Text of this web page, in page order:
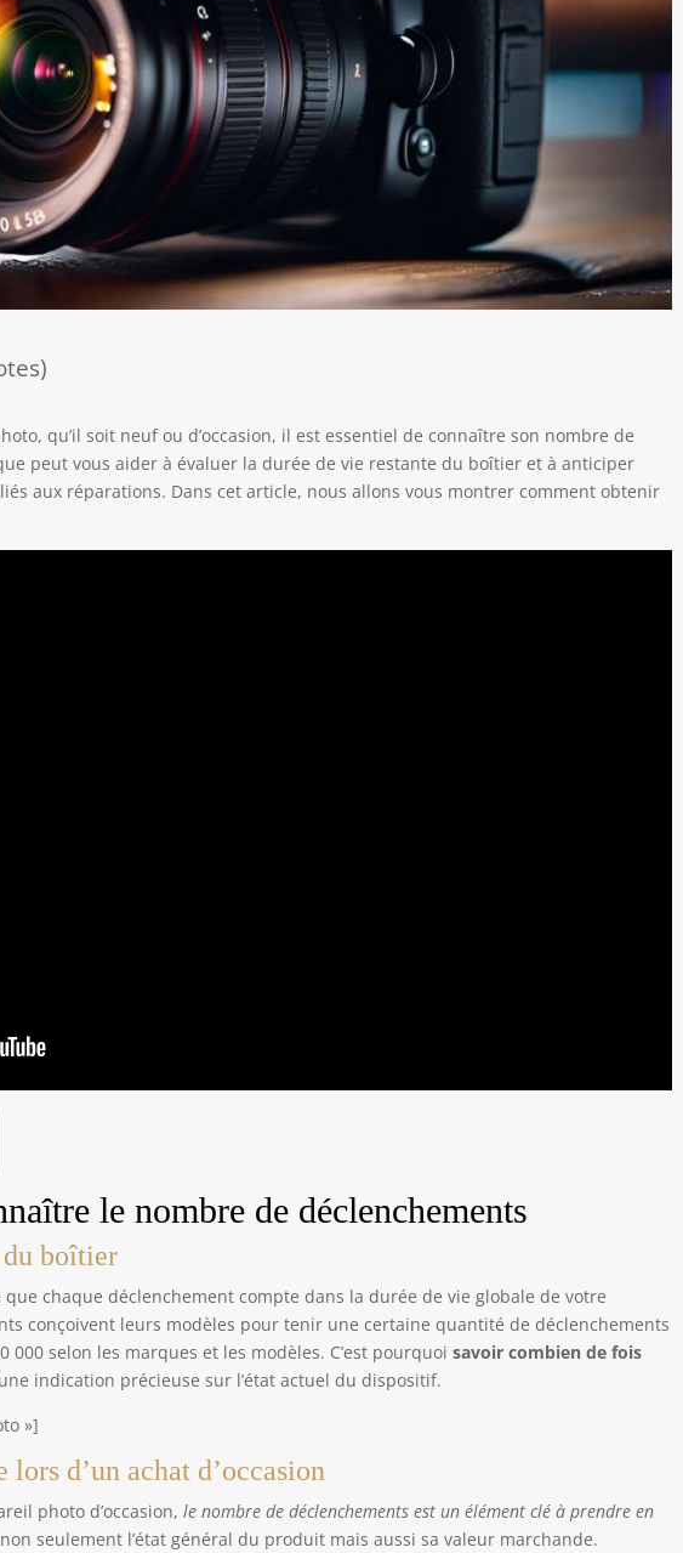
qu’il soit neuf ou d’occasion, il est essentiel de connaître son nombre de
peut vous aider à évaluer la durée de vie restante du boîtier et à anticiper
aux réparations. Dans cet article, nous allons vous montrer comment obtenir
le nombre de déclenchements
du boîtier
chaque déclenchement compte dans la durée de vie globale de votre
conçoivent leurs modèles pour tenir une certaine quantité de déclenchements
000 selon les marques et les modèles. C’est pourquoisavoir combien de fois
indication précieuse sur l’état actuel du dispositif.
»]
d’un achat d’occasion
photo d’occasion,le nombre de déclenchements est un élément clé à prendre en
seulement l’état général du produit mais aussi sa valeur marchande.